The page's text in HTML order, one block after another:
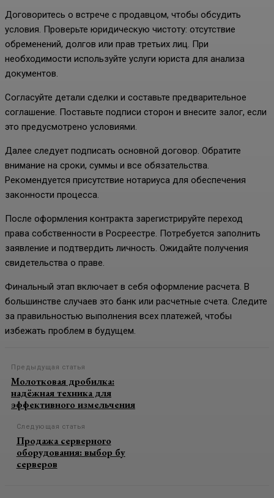
Договоритесь о встрече с продавцом, чтобы обсудить
условия. Проверьте юридическую чистоту: отсутствие
обременений, долгов или прав третьих лиц. При
необходимости используйте услуги юриста для анализа
документов.
Согласуйте детали сделки и составьте предварительное
соглашение. Поставьте подписи сторон и внесите залог, если
это предусмотрено условиями.
Далее следует подписать основной договор. Обратите
внимание на сроки, суммы и все обязательства.
Рекомендуется присутствие нотариуса для обеспечения
законности процесса.
После оформления контракта зарегистрируйте переход
права собственности в Росреестре. Потребуется заполнить
заявление и подтвердить личность. Ожидайте получения
свидетельства о праве.
Финальный этап включает в себя оформление расчета. В
большинстве случаев это банк или расчетные счета. Следите
за правильностью выполнения всех платежей, чтобы
избежать проблем в будущем.
Предыдущая статья
Молотковая дробилка:
надёжная техника для
эффективного измельчения
Следующая статья
Продажа серверного
оборудования: выбор бу
серверов